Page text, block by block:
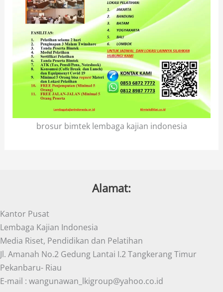
brosur bimtek lembaga kajian indonesia
Alamat:
Kantor Pusat
Lembaga Kajian Indonesia
Media Riset, Pendidikan dan Pelatihan
Jl. Amanah No.2 Gedung Lantai I.2 Tangkerang Timur
Pekanbaru- Riau
E-mail : wangunawan_lkigroup@yahoo.co.id